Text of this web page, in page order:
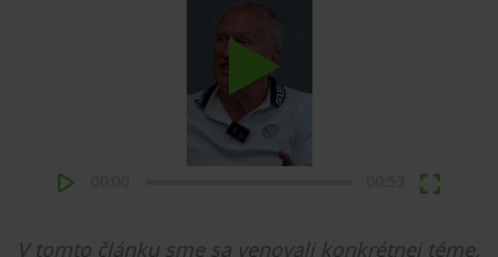
V tomto článku sme sa venovali konkrétnej téme,